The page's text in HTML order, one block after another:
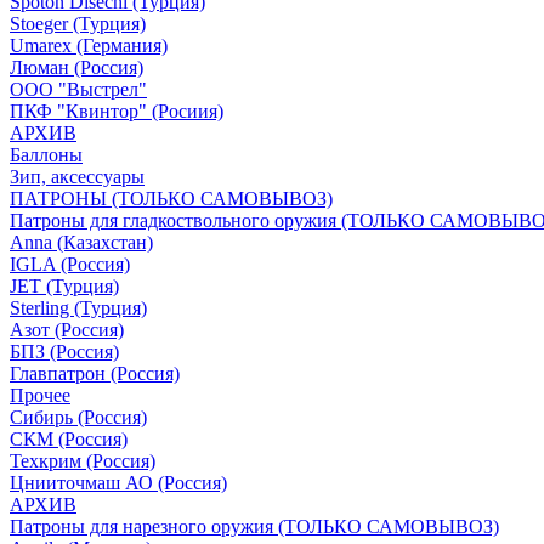
Stoeger (Турция)
Umarex (Германия)
Люман (Россия)
ООО "Выстрел"
ПКФ "Квинтор" (Росиия)
АРХИВ
Баллоны
Зип, аксессуары
ПАТРОНЫ (ТОЛЬКО САМОВЫВОЗ)
Патроны для гладкоствольного оружия (ТОЛЬКО
Anna (Казахстан)
IGLA (Россия)
JET (Турция)
Sterling (Турция)
Азот (Россия)
БПЗ (Россия)
Главпатрон (Россия)
Прочее
Сибирь (Россия)
СКМ (Россия)
Техкрим (Россия)
Цнииточмаш АО (Россия)
АРХИВ
Патроны для нарезного оружия (ТОЛЬКО САМОВЫВОЗ)